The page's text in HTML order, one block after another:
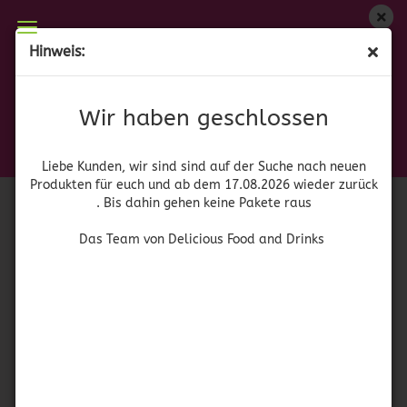
Hinweis:
Wir haben geschlossen
Liebe Kunden, wir sind sind auf der Suche nach neuen
Produkten für euch und ab dem 17.08.2026 wieder zurück
. Bis dahin gehen keine Pakete raus
Das Team von Delicious Food and Drinks
Wir haben geschlossen
zurück. Bis dahin gehen keine Pakete raus
Das Team von Delicious Food and Drinks
52943)